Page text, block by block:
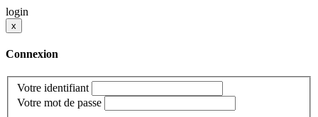
login
x
Connexion
Votre identifiant
Votre mot de passe